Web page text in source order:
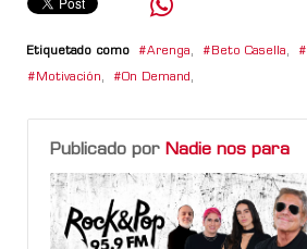
Etiquetado como Arenga, Beto Casella,
Motivación, On Demand ,
Publicado por Nadie nos para